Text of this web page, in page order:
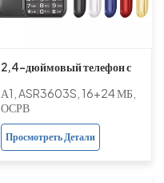
2,4-дюймовый телефон с
базовыми функциями, 4G
LTE, двумя SIM-картами
ASR3603S, 16 МБ + 24 МБ,
с камерой
А1, ASR3603S, 16+24 МБ,
ОСРВ
Просмотреть Детали